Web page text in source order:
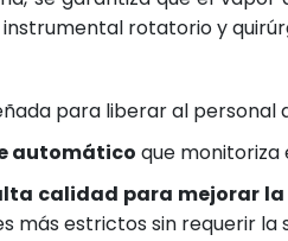
rotatorio y
para liberar al
automático que monitoriza
calidad para mejorar
estrictos sin requerir la